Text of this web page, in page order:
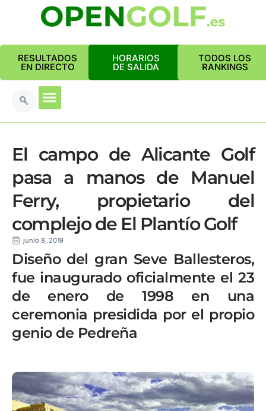
RESULTADOS
EN DIRECTO
HORARIOS
DE SALIDA
TODOS LOS
RANKINGS
El campo de Alicante Golf
pasa a manos de Manuel
Ferry, propietario del
complejo de El Plantío Golf
junio 8, 2019
Diseño del gran Seve Ballesteros,
fue inaugurado oficialmente el 23
de enero de 1998 en una
ceremonia presidida por el propio
genio de Pedreña